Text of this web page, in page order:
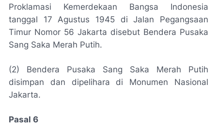
Proklamasi Kemerdekaan Bangsa Indonesia
tanggal 17 Agustus 1945 di Jalan Pegangsaan
Timur Nomor 56 Jakarta disebut Bendera Pusaka
Sang Saka Merah Putih.
(2) Bendera Pusaka Sang Saka Merah Putih
disimpan dan dipelihara di Monumen Nasional
Jakarta.
Pasal 6